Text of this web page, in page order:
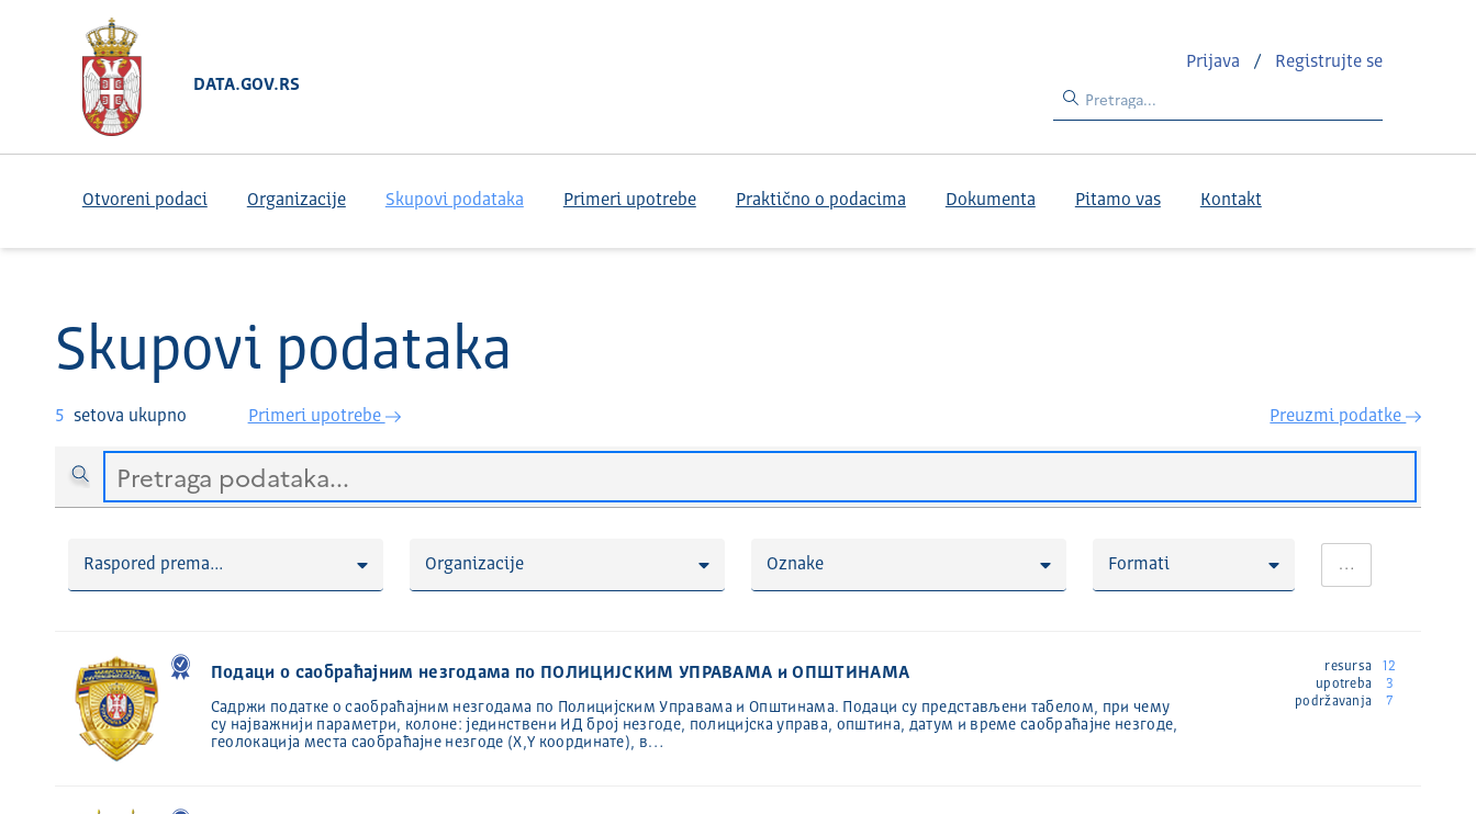
DATA.GOV.RS
Prijava / Registrujte se
Otvoreni podaci Organizacije Skupovi podataka Primeri upotrebe Praktično o podacima Dokumenta Pitamo vas Kontakt
Skupovi podataka
5 setova ukupno Primeri upotrebe Preuzmi podatke
Raspored prema... Organizacije Oznake Formati …
Подаци о саобраћајним незгодама по ПОЛИЦИЈСКИМ УПРАВАМА и ОПШТИНАМА
Садржи податке о саобраћајним незгодама по Полицијским Управама и Општинама. Подаци су представљени табелом, при чему
су најважнији параметри, колоне: јединствени ИД број незгоде, полицијска управа, општина, датум и време саобраћајне незгоде,
геолокација места саобраћајне незгоде (X,Y координате), в…
resursa
12
upotreba
3
podržavanja
7